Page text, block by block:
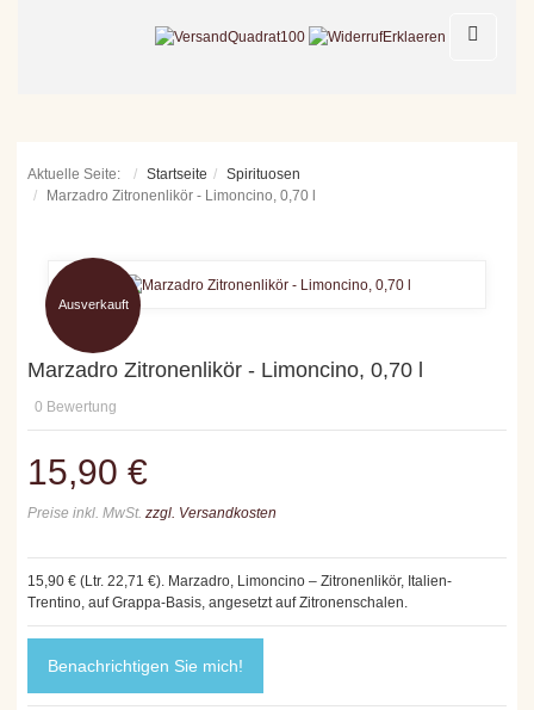
Aktuelle Seite: Startseite
Spirituosen
Marzadro Zitronenlikör - Limoncino, 0,70 l
Ausverkauft
Marzadro Zitronenlikör - Limoncino, 0,70 l
0 Bewertung
15,90 €
Preise inkl. MwSt. zzgl. Versandkosten
15,90 € (Ltr. 22,71 €). Marzadro, Limoncino – Zitronenlikör, Italien-
Trentino, auf Grappa-Basis, angesetzt auf Zitronenschalen.
Benachrichtigen Sie mich!